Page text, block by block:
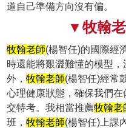
道自己準備方向沒有偏。
▾ 牧翰
牧翰老師(楊智任)的國際經
時還能將艱澀難懂的模型
外，牧翰老師(楊智任)經常
心理健康狀態，確保我們
交特考。我相當推薦牧翰老
班，牧翰老師(楊智任)上課